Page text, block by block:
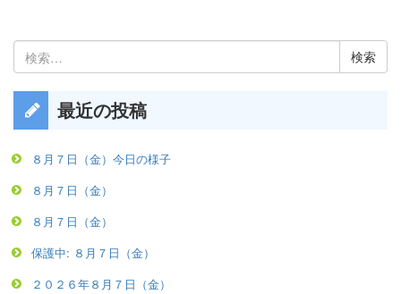
検
索:
最近の投稿
８月７日（金）今日の様子
８月７日（金）
８月７日（金）
保護中: ８月７日（金）
２０２６年８月７日（金）